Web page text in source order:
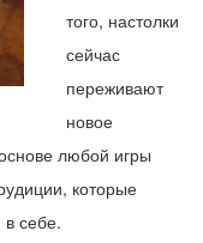
того, настолки
сейчас
переживают
новое
любой игры
которые
себе.